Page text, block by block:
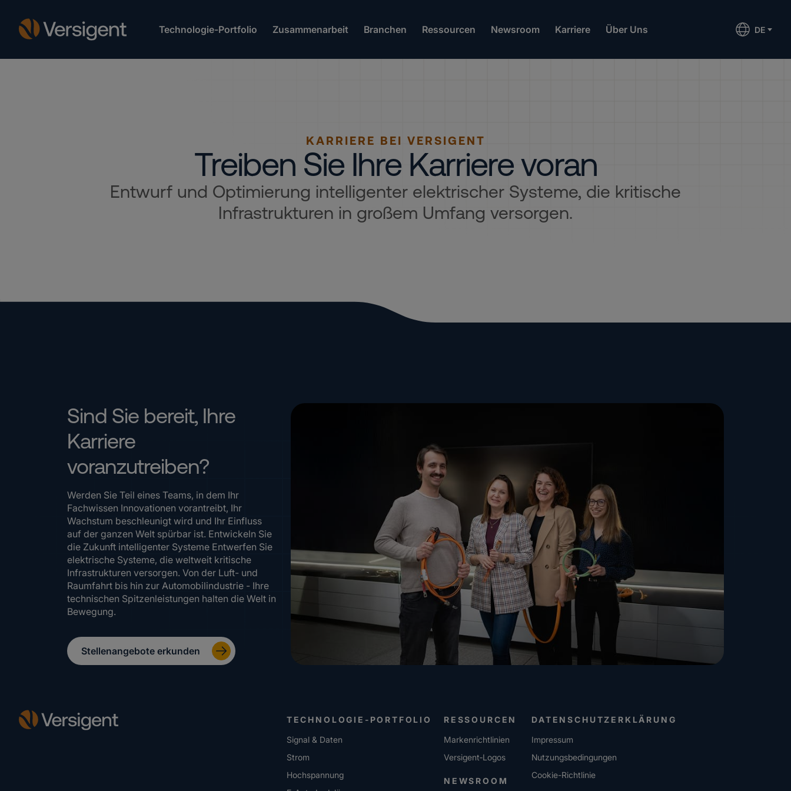
Technologie-Portfolio Zusammenarbeit Branchen Ressourcen Newsroom Karriere Über Uns DE
KARRIERE BEI VERSIGENT
Treiben Sie Ihre Karriere voran
Entwurf und Optimierung intelligenter elektrischer Systeme, die kritische
Infrastrukturen in großem Umfang versorgen.
Sind Sie bereit, Ihre
Karriere
voranzutreiben?
Werden Sie Teil eines Teams, in dem Ihr
Fachwissen Innovationen vorantreibt, Ihr
Wachstum beschleunigt wird und Ihr Einfluss
auf der ganzen Welt spürbar ist. Entwickeln Sie
die Zukunft intelligenter Systeme Entwerfen Sie
elektrische Systeme, die weltweit kritische
Infrastrukturen versorgen. Von der Luft- und
Raumfahrt bis hin zur Automobilindustrie - Ihre
technischen Spitzenleistungen halten die Welt in
Bewegung.
Stellenangebote erkunden
TECHNOLOGIE-PORTFOLIO
Signal & Daten
Strom
Hochspannung
RESSOURCEN
Markenrichtlinien
Versigent‑Logos
NEWSROOM
DATENSCHUTZERKLÄRUNG
Impressum
Nutzungsbedingungen
Cookie-Richtlinie